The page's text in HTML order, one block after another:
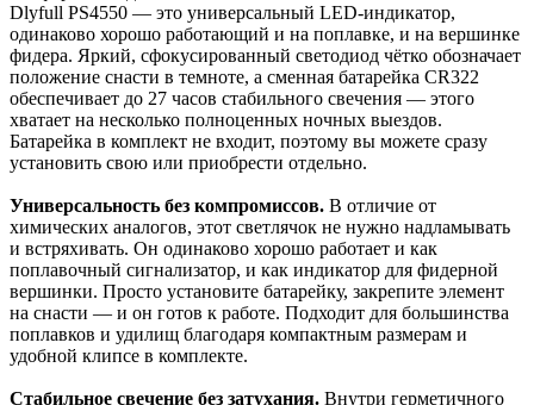
Dlyfull PS4550 — это универсальный LED-индикатор,
одинаково хорошо работающий и на поплавке, и на вершинке
фидера. Яркий, сфокусированный светодиод чётко обозначает
положение снасти в темноте, а сменная батарейка CR322
обеспечивает до 27 часов стабильного свечения — этого
хватает на несколько полноценных ночных выездов.
Батарейка в комплект не входит, поэтому вы можете сразу
установить свою или приобрести отдельно.
Универсальность без компромиссов. В отличие от
химических аналогов, этот светлячок не нужно надламывать
и встряхивать. Он одинаково хорошо работает и как
поплавочный сигнализатор, и как индикатор для фидерной
вершинки. Просто установите батарейку, закрепите элемент
на снасти — и он готов к работе. Подходит для большинства
поплавков и удилищ благодаря компактным размерам и
удобной клипсе в комплекте.
Стабильное свечение без затухания. Внутри герметичного